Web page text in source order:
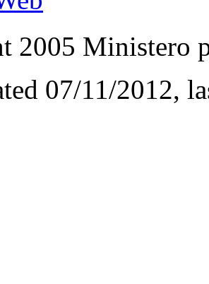
2005 Ministero
07/11/2012,